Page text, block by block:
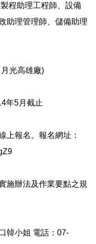
程助理工程師、設備
助理管理師、儲備助理
光高雄廠)
年5月截止
上報名。報名網址：
施辦法及作業要點之規
韓小姐 電話：07-